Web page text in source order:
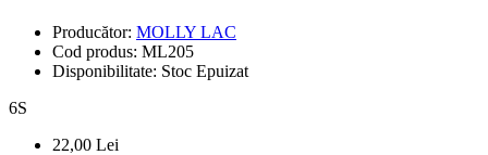
Producător: MOLLY LAC
Cod produs: ML205
Disponibilitate: Stoc Epuizat
6S
22,00 Lei